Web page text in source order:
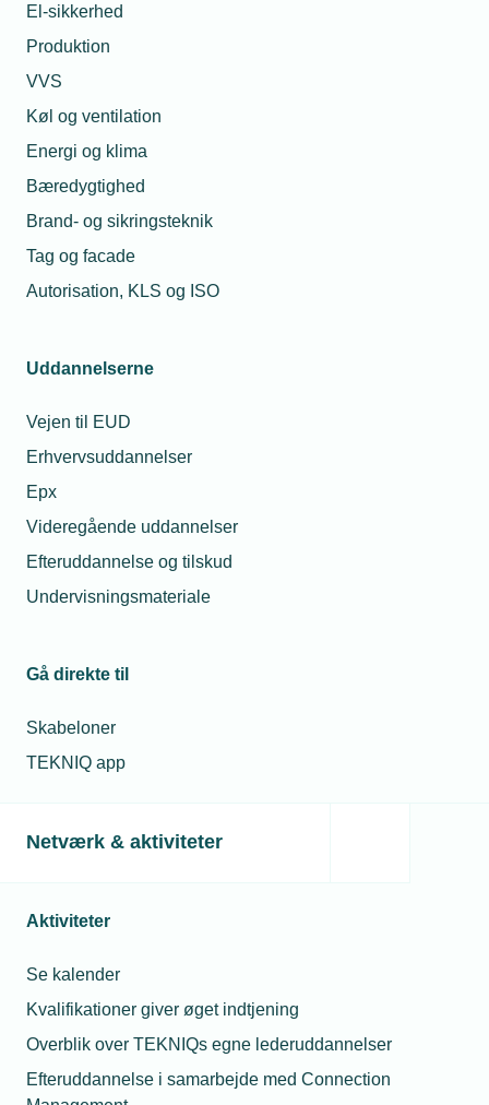
El-sikkerhed
Produktion
VVS
Køl og ventilation
Energi og klima
Bæredygtighed
Brand- og sikringsteknik
Tag og facade
Autorisation, KLS og ISO
Uddannelserne
Vejen til EUD
Erhvervsuddannelser
Epx
Videregående uddannelser
Efteruddannelse og tilskud
Undervisningsmateriale
Gå direkte til
Skabeloner
TEKNIQ app
Netværk & aktiviteter
Aktiviteter
Se kalender
Kvalifikationer giver øget indtjening
Overblik over TEKNIQs egne lederuddannelser
Efteruddannelse i samarbejde med Connection